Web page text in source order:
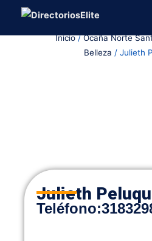
Inicio/Ocaña Norte
Belleza / Julieth
Julieth
Teléfono: